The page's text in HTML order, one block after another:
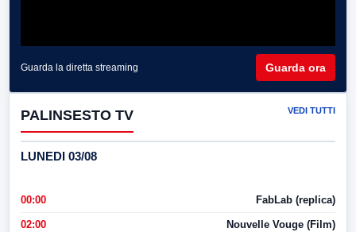
Guarda la diretta streaming Guarda ora
PALINSESTO TV VEDI TUTTI
LUNEDI 03/08
00:00 FabLab (replica)
02:00 Nouvelle Vouge (Film)